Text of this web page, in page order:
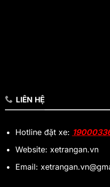
LIÊN HỆ
Hotline đặt xe:
Website: xetrangan.vn
Email: